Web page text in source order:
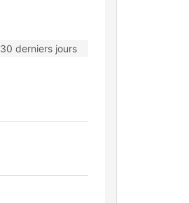
30 derniers jours